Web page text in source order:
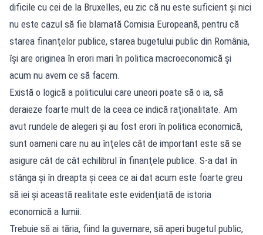
dificile cu cei de la Bruxelles, eu zic că nu este suficient şi nici
nu este cazul să fie blamată Comisia Europeană, pentru că
starea finanţelor publice, starea bugetului public din România,
îşi are originea în erori mari în politica macroeconomică şi
acum nu avem ce să facem.
Există o logică a politicului care uneori poate să o ia, să
deraieze foarte mult de la ceea ce indică raţionalitate. Am
avut rundele de alegeri şi au fost erori în politica economică,
sunt oameni care nu au înţeles cât de important este să se
asigure cât de cât echilibrul în finanţele publice. S-a dat în
stânga şi în dreapta şi ceea ce ai dat acum este foarte greu
să iei şi această realitate este evidenţiată de istoria
economică a lumii.
Trebuie să ai tăria, fiind la guvernare, să aperi bugetul public,